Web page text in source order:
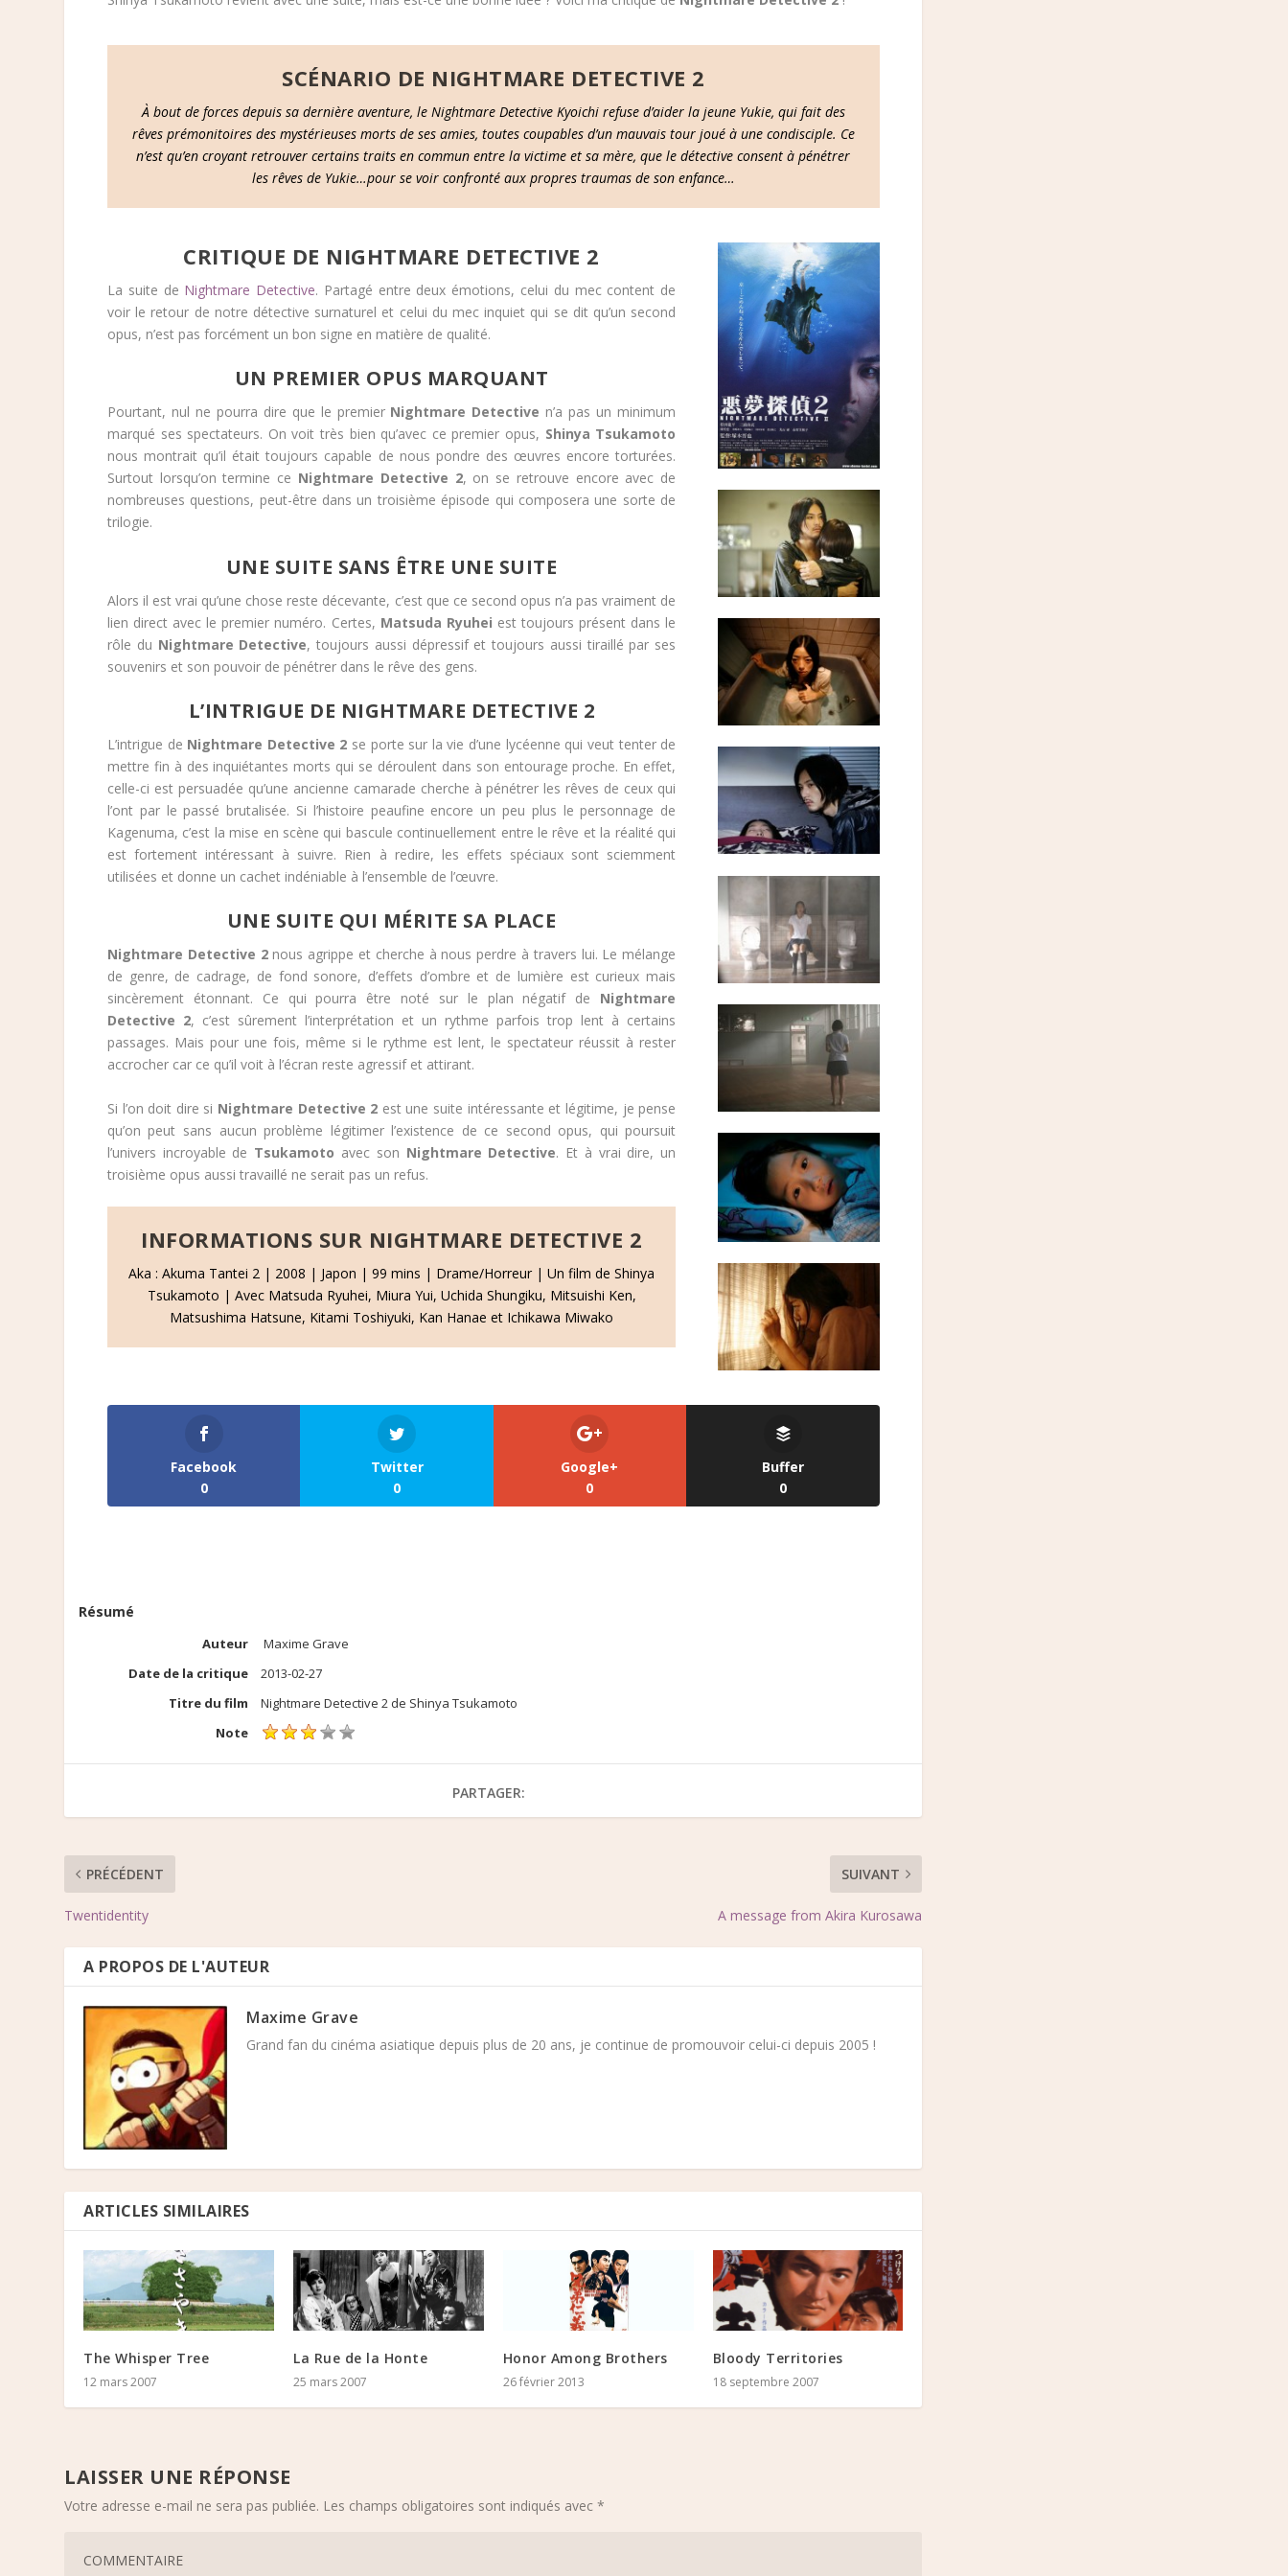
SCÉNARIO DE NIGHTMARE DETECTIVE 2
À bout de forces depuis sa dernière aventure, le Nightmare Detective Kyoichi refuse d’aider la jeune Yukie, qui fait des
rêves prémonitoires des mystérieuses morts de ses amies, toutes coupables d’un mauvais tour joué à une condisciple. Ce
n’est qu’en croyant retrouver certains traits en commun entre la victime et sa mère, que le détective consent à pénétrer
les rêves de Yukie…pour se voir confronté aux propres traumas de son enfance…
CRITIQUE DE NIGHTMARE DETECTIVE 2
La suite de Nightmare Detective. Partagé entre deux émotions, celui du mec content de
voir le retour de notre détective surnaturel et celui du mec inquiet qui se dit qu’un second
opus, n’est pas forcément un bon signe en matière de qualité.
UN PREMIER OPUS MARQUANT
Pourtant, nul ne pourra dire que le premier Nightmare Detective n’a pas un minimum
marqué ses spectateurs. On voit très bien qu’avec ce premier opus, Shinya Tsukamoto
nous montrait qu’il était toujours capable de nous pondre des œuvres encore torturées.
Surtout lorsqu’on termine ce Nightmare Detective 2, on se retrouve encore avec de
nombreuses questions, peut-être dans un troisième épisode qui composera une sorte de
trilogie.
UNE SUITE SANS ÊTRE UNE SUITE
Alors il est vrai qu’une chose reste décevante, c’est que ce second opus n’a pas vraiment de
lien direct avec le premier numéro. Certes, Matsuda Ryuhei est toujours présent dans le
rôle du Nightmare Detective, toujours aussi dépressif et toujours aussi tiraillé par ses
souvenirs et son pouvoir de pénétrer dans le rêve des gens.
L’INTRIGUE DE NIGHTMARE DETECTIVE 2
L’intrigue de Nightmare Detective 2 se porte sur la vie d’une lycéenne qui veut tenter de
mettre fin à des inquiétantes morts qui se déroulent dans son entourage proche. En effet,
celle-ci est persuadée qu’une ancienne camarade cherche à pénétrer les rêves de ceux qui
l’ont par le passé brutalisée. Si l’histoire peaufine encore un peu plus le personnage de
Kagenuma, c’est la mise en scène qui bascule continuellement entre le rêve et la réalité qui
est fortement intéressant à suivre. Rien à redire, les effets spéciaux sont sciemment
utilisées et donne un cachet indéniable à l’ensemble de l’œuvre.
UNE SUITE QUI MÉRITE SA PLACE
Nightmare Detective 2nous agrippe et cherche à nous perdre à travers lui. Le mélange
de genre, de cadrage, de fond sonore, d’effets d’ombre et de lumière est curieux mais
sincèrement étonnant. Ce qui pourra être noté sur le plan négatif de Nightmare
Detective 2, c’est sûrement l’interprétation et un rythme parfois trop lent à certains
passages. Mais pour une fois, même si le rythme est lent, le spectateur réussit à rester
accrocher car ce qu’il voit à l’écran reste agressif et attirant.
Si l’on doit dire si Nightmare Detective 2 est une suite intéressante et légitime, je pense
qu’on peut sans aucun problème légitimer l’existence de ce second opus, qui poursuit
l’univers incroyable de Tsukamoto avec son Nightmare Detective. Et à vrai dire, un
troisième opus aussi travaillé ne serait pas un refus.
INFORMATIONS SUR NIGHTMARE DETECTIVE 2
Aka : Akuma Tantei 2 | 2008 | Japon | 99 mins | Drame/Horreur | Un film de Shinya
Tsukamoto | Avec Matsuda Ryuhei, Miura Yui, Uchida Shungiku, Mitsuishi Ken,
Matsushima Hatsune, Kitami Toshiyuki, Kan Hanae et Ichikawa Miwako
Facebook
0
Twitter
0
Google+
0
Buffer
0
Résumé
Auteur
Maxime Grave
Date de la critique
2013-02-27
Titre du film
Nightmare Detective 2 de Shinya Tsukamoto
Note
PARTAGER:
PRÉCÉDENT
Twentidentity
SUIVANT
A message from Akira Kurosawa
A PROPOS DE L'AUTEUR
Maxime Grave
Grand fan du cinéma asiatique depuis plus de 20 ans, je continue de promouvoir celui-ci depuis 2005 !
ARTICLES SIMILAIRES
The Whisper Tree
12 mars 2007
La Rue de la Honte
25 mars 2007
Honor Among Brothers
26 février 2013
Bloody Territories
18 septembre 2007
LAISSER UNE RÉPONSE
Votre adresse e-mail ne sera pas publiée. Les champs obligatoires sont indiqués avec*